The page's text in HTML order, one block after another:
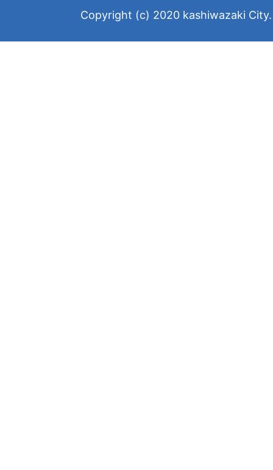
Copyright (c) 2020 kashiwazaki